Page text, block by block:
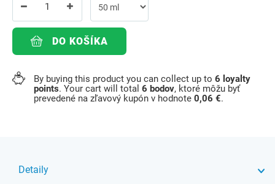
DO KOŠÍKA
By buying this product you can collect up to 6 loyalty
points. Your cart will total 6 bodov, ktoré môžu byť
prevedené na zľavový kupón v hodnote 0,06 €.
Detaily